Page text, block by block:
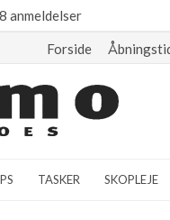
anmeldelser
Forside
TASKER SKOPLEJE